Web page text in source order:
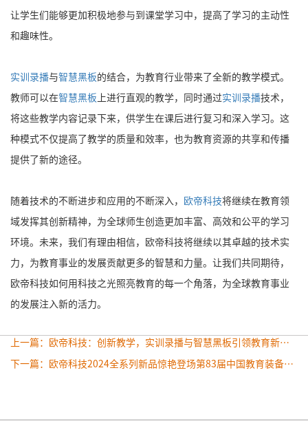
让学生们能够更加积极地参与到课堂学习中，提高了学习的主动性
和趣味性。
实训录播与智慧黑板的结合，为教育行业带来了全新的教学模式。
教师可以在智慧黑板 上进行直观的教学，同时通过实训录播技术，
将这些教学内容记录下来，供学生在课后进行复习和深入学习。这
种模式不仅提高了教学的质量和效率，也为教育资源的共享和传播
提供了新的途径。
随着技术的不断进步和应用的不断深入， 欧帝科技将继续在教育领
域发挥其创新精神，为全球师生创造更加丰富、高效和公平的学习
环境。未来，我们有理由相信，欧帝科技将继续以其卓越的技术实
力，为教育事业的发展贡献更多的智慧和力量。让我们共同期待，
欧帝科技如何用科技之光照亮教育的每一个角落，为全球教育事业
的发展注入新的活力。
上一篇：欧帝科技：创新教学，实训录播与智慧黑板引领教育新趋势
下一篇：欧帝科技2024全系列新品惊艳登场第83届中国教育装备展示会